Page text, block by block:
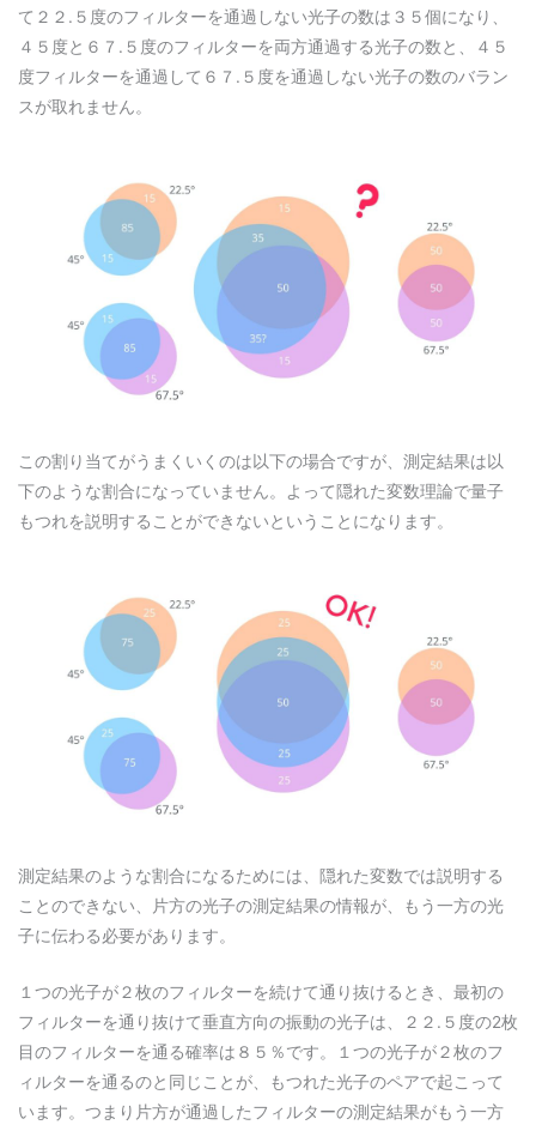
て２２.５度のフィルターを通過しない光子の数は３５個になり、
４５度と６７.５度のフィルターを両方通過する光子の数と、４５
度フィルターを通過して６７.５度を通過しない光子の数のバラン
スが取れません。
この割り当てがうまくいくのは以下の場合ですが、測定結果は以
下のような割合になっていません。よって隠れた変数理論で量子
もつれを説明することができないということになります。
測定結果のような割合になるためには、隠れた変数では説明する
ことのできない、片方の光子の測定結果の情報が、もう一方の光
子に伝わる必要があります。
１つの光子が２枚のフィルターを続けて通り抜けるとき、最初の
フィルターを通り抜けて垂直方向の振動の光子は、２２.５度の2枚
目のフィルターを通る確率は８５％です。１つの光子が２枚のフ
ィルターを通るのと同じことが、もつれた光子のペアで起こって
います。つまり片方が通過したフィルターの測定結果がもう一方